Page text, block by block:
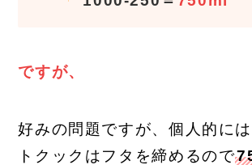
ですが、
好みの問題ですが、個人的に
トクックはフタを締めるので